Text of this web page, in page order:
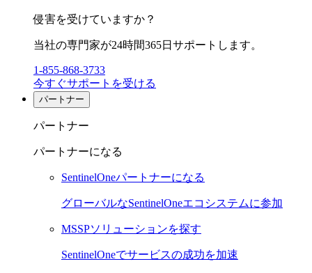
侵害を受けていますか？
当社の専門家が24時間365日サポートします。
1-855-868-3733
今すぐサポートを受ける
パートナー
パートナー
パートナーになる
SentinelOneパートナーになる
グローバルなSentinelOneエコシステムに参加
MSSPソリューションを探す
SentinelOneでサービスの成功を加速